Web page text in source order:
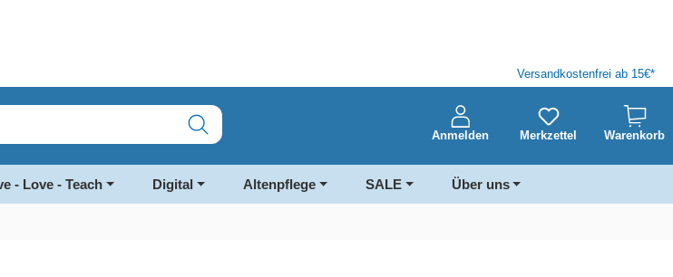
Versandkostenfrei ab 15€*
Anmelden Merkzettel Warenkorb
- Love - Teach Digital Altenpflege SALE Über uns